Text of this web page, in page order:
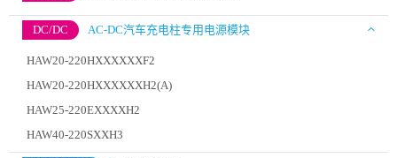
DC/DC AC-DC汽车充电柱专用电源模块
HAW20-220HXXXXXXF2
HAW20-220HXXXXXXH2(A)
HAW25-220EXXXXH2
HAW40-220SXXH3